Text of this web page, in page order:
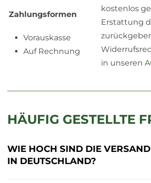
Zahlungsformen
Vorauskasse
Auf Rechnung
kostenlos
Erstattung
in unseren
HÄUFIG GESTELLTE
WIE HOCH SIND DIE
IN DEUTSCHLAND?